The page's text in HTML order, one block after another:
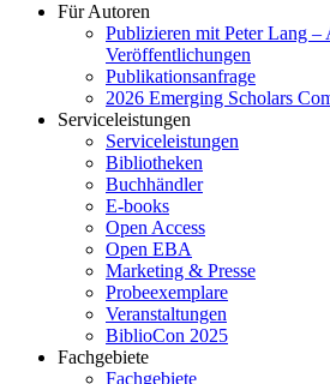
Für Autoren
Publizieren mit Peter Lang –
Veröffentlichungen
Publikationsanfrage
2026 Emerging Scholars
Serviceleistungen
Serviceleistungen
Bibliotheken
Buchhändler
E-books
Open Access
Open EBA
Marketing & Presse
Probeexemplare
Veranstaltungen
BiblioCon 2025
Fachgebiete
Fachgebiete